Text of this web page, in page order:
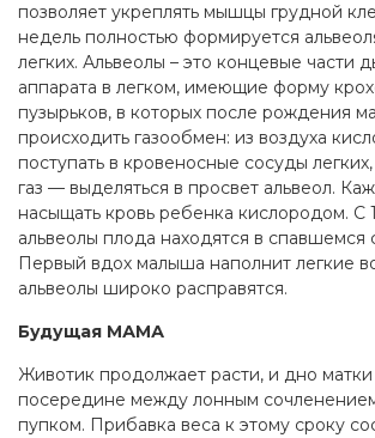
позволяет укреплять мышцы грудной
недель полностью формируется
легких. Альвеолы – это концевые части
аппарата в легком, имеющие форму
пузырьков, в которых после рождения
происходить газообмен: из воздуха
поступать в кровеносные сосуды
газ — выделяться в просвет альвеол.
насыщать кровь ребенка кислородом. С
альвеолы плода находятся в спавшемся
Первый вдох малыша наполнит легкие
альвеолы широко расправятся.
Будущая МАМА
Животик продолжает расти, и дно матки
посередине между лонным
пупком. Прибавка веса к этому сроку